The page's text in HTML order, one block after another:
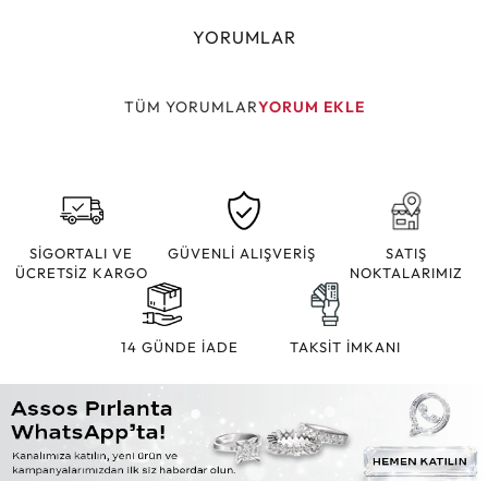
YORUMLAR
TÜM YORUMLARYORUM EKLE
SİGORTALI VE
ÜCRETSİZ KARGO
GÜVENLİ ALIŞVERİŞ
SATIŞ
NOKTALARIMIZ
14 GÜNDE İADE TAKSİT İMKANI